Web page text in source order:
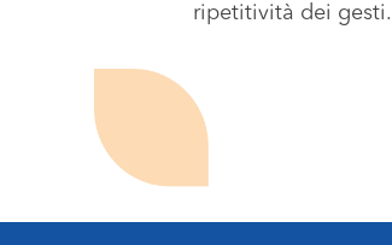
ripetitività dei gesti.